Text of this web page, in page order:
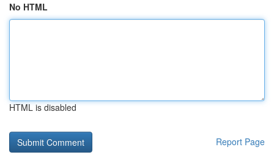
No HTML
HTML is disabled
Report Page